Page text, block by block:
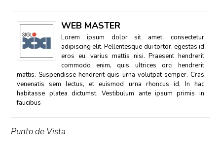
WEB MASTER
Lorem ipsum dolor sit amet, consectetur
adipiscing elit. Pellentesque dui tortor, egestas id
eros eu, varius mattis nisi. Praesent hendrerit
commodo enim, quis ultrices orci hendrerit
mattis. Suspendisse hendrerit quis urna volutpat semper. Cras
venenatis sem lectus, et euismod urna rhoncus id. In hac
habitasse platea dictumst. Vestibulum ante ipsum primis in
faucibus
Punto de Vista